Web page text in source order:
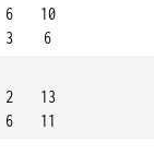
6
3
10
6
2
6
13
11